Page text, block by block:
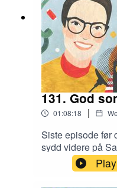
131. God
01:08:18 |
Siste episode før
sydd videre på
ukas feil. Mari
koffert, men
Biggi for å teste
Play